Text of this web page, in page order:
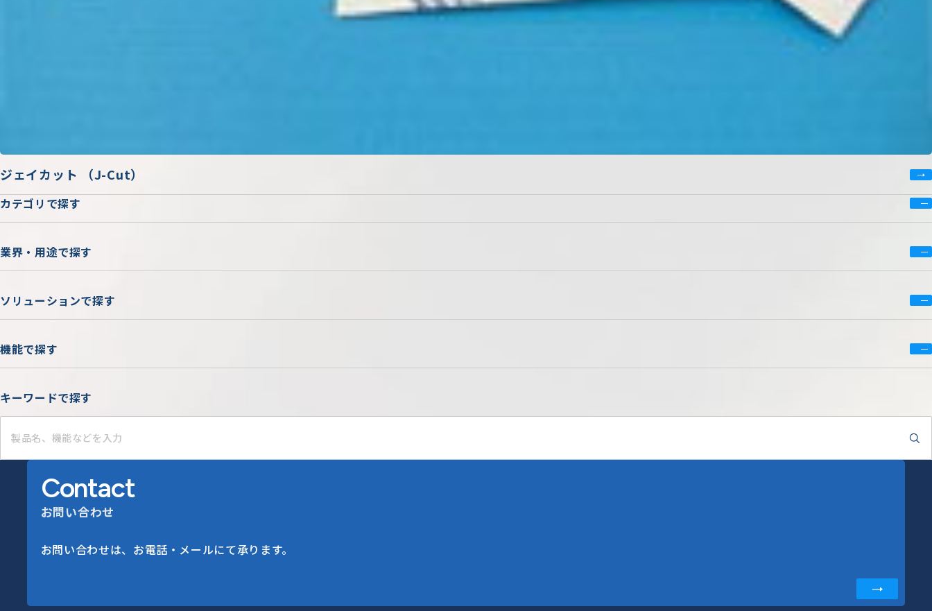
ジェイカット （J-Cut）
カテゴリで探す
業界・用途で探す
ソリューションで探す
機能で探す
キーワードで探す
Contact
お問い合わせ
お問い合わせは、お電話・メールにて承ります。